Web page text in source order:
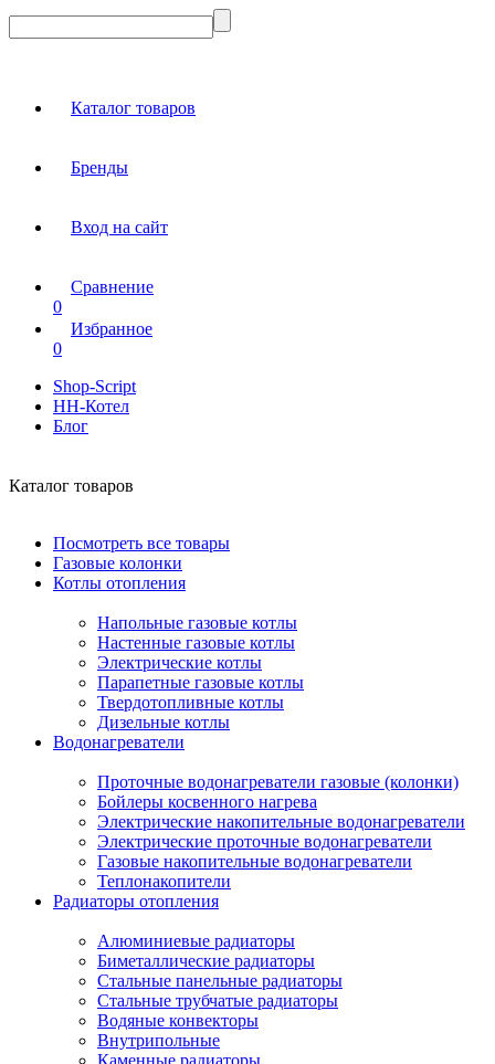
Каталог товаров
Бренды
Вход на сайт
Сравнение
0
Избранное
0
Shop-Script
НН-Котел
Блог
Каталог товаров
Посмотреть все товары
Газовые колонки
Котлы отопления
Напольные газовые котлы
Настенные газовые котлы
Электрические котлы
Парапетные газовые котлы
Твердотопливные котлы
Дизельные котлы
Водонагреватели
Проточные водонагреватели газовые (колонки)
Бойлеры косвенного нагрева
Электрические накопительные водонагреватели
Электрические проточные водонагреватели
Газовые накопительные водонагреватели
Теплонакопители
Радиаторы отопления
Алюминиевые радиаторы
Биметаллические радиаторы
Стальные панельные радиаторы
Стальные трубчатые радиаторы
Водяные конвекторы
Внутрипольные
Каменные радиаторы